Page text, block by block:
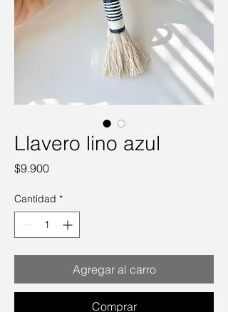
Llavero lino azul
$9.900Precio
Cantidad *
Agregar al carro
Comprar